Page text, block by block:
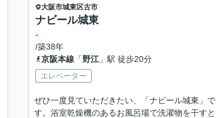
大阪市城東区古市
ナビール城東
-
/築38年
京阪本線「野江」駅 徒歩20分
エレベーター
ぜひ一度見ていただきたい、「ナビール城東」で
す。浴室乾燥機のあるお風呂場で洗濯物を干すと